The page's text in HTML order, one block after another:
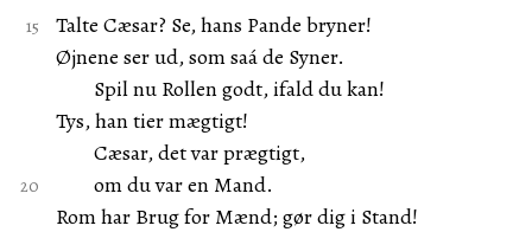
Talte Cæsar? Se, hans Pande bryner!
Øjnene ser ud, som saá de Syner.
Spil nu Rollen godt, ifald du kan!
Tys, han tier mægtigt!
Cæsar, det var prægtigt,
om du var en Mand.
Rom har Brug for Mænd; gør dig i Stand!